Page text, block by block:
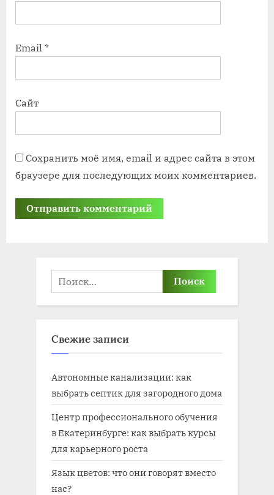
Email *
Сайт
Сохранить моё имя, email и адрес сайта в этом
браузере для последующих моих комментариев.
Найти:
Свежие записи
Автономные канализации: как
выбрать септик для загородного дома
Центр профессионального обучения
в Екатеринбурге: как выбрать курсы
для карьерного роста
Язык цветов: что они говорят вместо
нас?